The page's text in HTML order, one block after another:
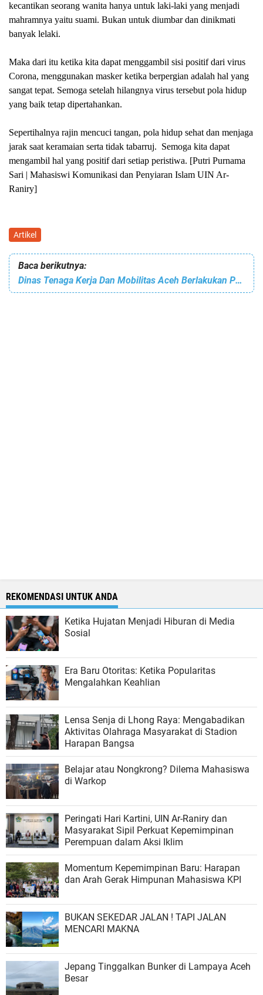
kecantikan seorang wanita hanya untuk laki-laki yang menjadi
mahramnya yaitu suami. Bukan untuk diumbar dan dinikmati
banyak lelaki.
Maka dari itu ketika kita dapat menggambil sisi positif dari virus
Corona, menggunakan masker ketika berpergian adalah hal yang
sangat tepat. Semoga setelah hilangnya virus tersebut pola hidup
yang baik tetap dipertahankan.
Sepertihalnya rajin mencuci tangan, pola hidup sehat dan menjaga
jarak saat keramaian serta tidak tabarruj. Semoga kita dapat
mengambil hal yang positif dari setiap peristiwa. [Putri Purnama
Sari | Mahasiswi Komunikasi dan Penyiaran Islam UIN Ar-
Raniry]
Artikel
Baca berikutnya:
Dinas Tenaga Kerja Dan Mobilitas Aceh Berlakukan Pendataan Kartu Prakerja
REKOMENDASI UNTUK ANDA
Ketika Hujatan Menjadi Hiburan di Media
Sosial
Era Baru Otoritas: Ketika Popularitas
Mengalahkan Keahlian
Lensa Senja di Lhong Raya: Mengabadikan
Aktivitas Olahraga Masyarakat di Stadion
Harapan Bangsa
Belajar atau Nongkrong? Dilema Mahasiswa
di Warkop
Peringati Hari Kartini, UIN Ar-Raniry dan
Masyarakat Sipil Perkuat Kepemimpinan
Perempuan dalam Aksi Iklim
Momentum Kepemimpinan Baru: Harapan
dan Arah Gerak Himpunan Mahasiswa KPI
BUKAN SEKEDAR JALAN ! TAPI JALAN
MENCARI MAKNA
Jepang Tinggalkan Bunker di Lampaya Aceh
Besar